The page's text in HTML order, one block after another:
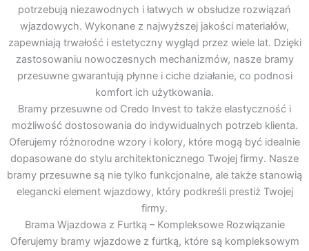
potrzebują niezawodnych i łatwych w obsłudze rozwiązań
wjazdowych. Wykonane z najwyższej jakości materiałów,
zapewniają trwałość i estetyczny wygląd przez wiele lat. Dzięki
zastosowaniu nowoczesnych mechanizmów, nasze bramy
przesuwne gwarantują płynne i ciche działanie, co podnosi
komfort ich użytkowania.
Bramy przesuwne od Credo Invest to także elastyczność i
możliwość dostosowania do indywidualnych potrzeb klienta.
Oferujemy różnorodne wzory i kolory, które mogą być idealnie
dopasowane do stylu architektonicznego Twojej firmy. Nasze
bramy przesuwne są nie tylko funkcjonalne, ale także stanowią
elegancki element wjazdowy, który podkreśli prestiż Twojej
firmy.
Brama Wjazdowa z Furtką – Kompleksowe Rozwiązanie
Oferujemy bramy wjazdowe z furtką, które są kompleksowym